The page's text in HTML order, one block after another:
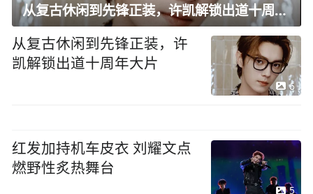
从复古休闲到先锋正装，许凯解锁出道十周年大片
从复古休闲到先锋正装，许
凯解锁出道十周年大片
6
红发加持机车皮衣 刘耀文点
燃野性炙热舞台
5